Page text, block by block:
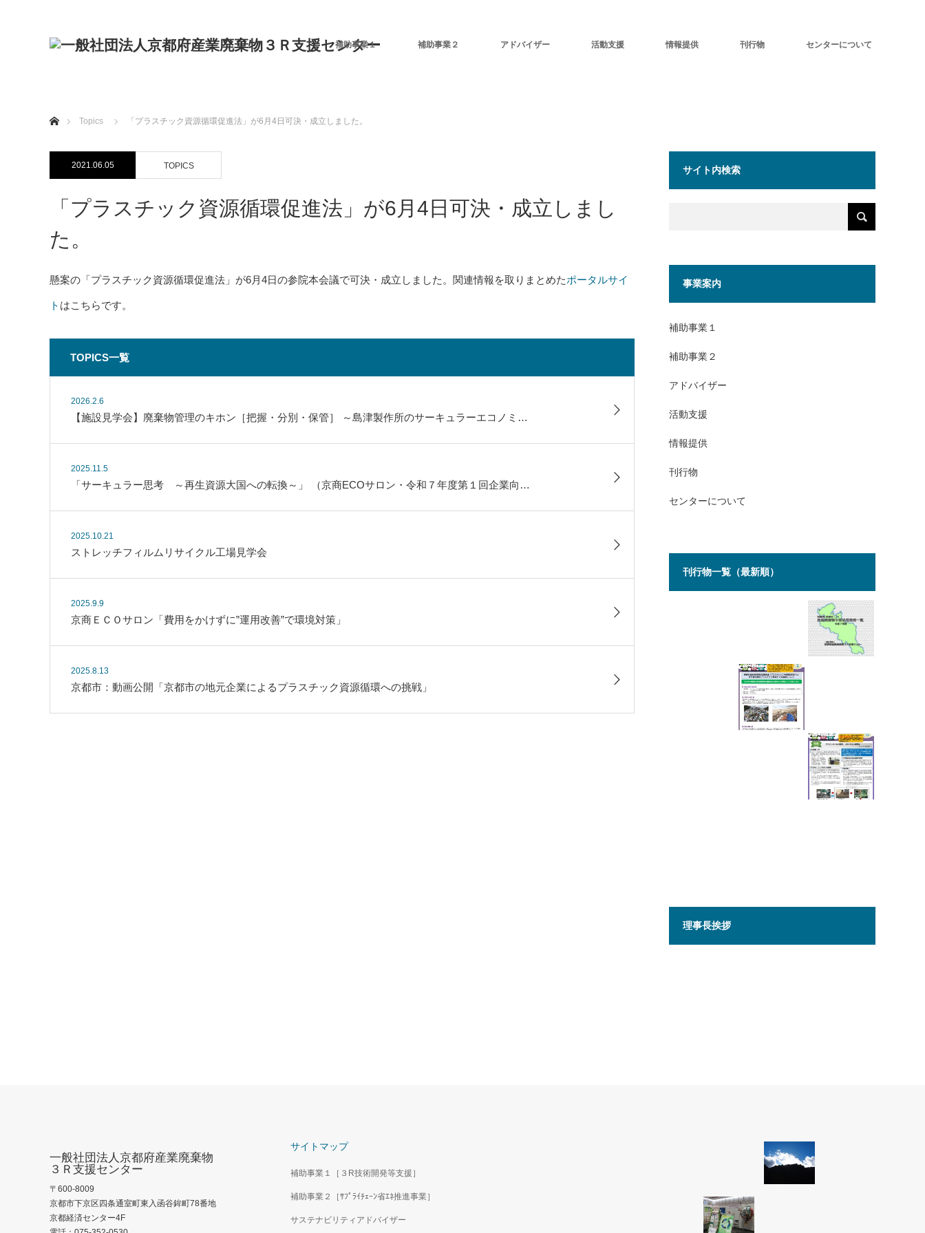
補助事業１ 補助事業２ アドバイザー 活動支援 情報提供 刊行物 センターについて
Topics
「プラスチック資源循環促進法」が6月4日可決・成立しました。
2021.06.05 TOPICS
「プラスチック資源循環促進法」が6月4日可決・成立しまし
た。
懸案の「プラスチック資源循環促進法」が6月4日の参院本会議で可決・成立しました。関連情報を取りまとめたポータルサイ
ト はこちらです。
TOPICS一覧
2026.2.6
【施設見学会】廃棄物管理のキホン［把握・分別・保管］ ～島津製作所のサーキュラーエコノミ…
2025.11.5
「サーキュラー思考 ～再生資源大国への転換～」 （京商ECOサロン・令和７年度第１回企業向…
2025.10.21
ストレッチフィルムリサイクル工場見学会
2025.9.9
京商ＥＣＯサロン「費用をかけずに”運用改善”で環境対策」
2025.8.13
京都市：動画公開「京都市の地元企業によるプラスチック資源循環への挑戦」
サイト内検索
事業案内
補助事業１
補助事業２
アドバイザー
活動支援
情報提供
刊行物
センターについて
刊行物一覧（最新順）
理事長挨拶
サイトマップ
補助事業１［３R技術開発等支援］
補助事業２［ｻﾌﾟﾗｲﾁｪｰﾝ省ｴﾈ推進事業］
サステナビリティアドバイザー
一般社団法人京都府産業廃棄物
３Ｒ支援センター
〒600-8009
京都市下京区四条通室町東入函谷鉾町78番地
京都経済センター4F